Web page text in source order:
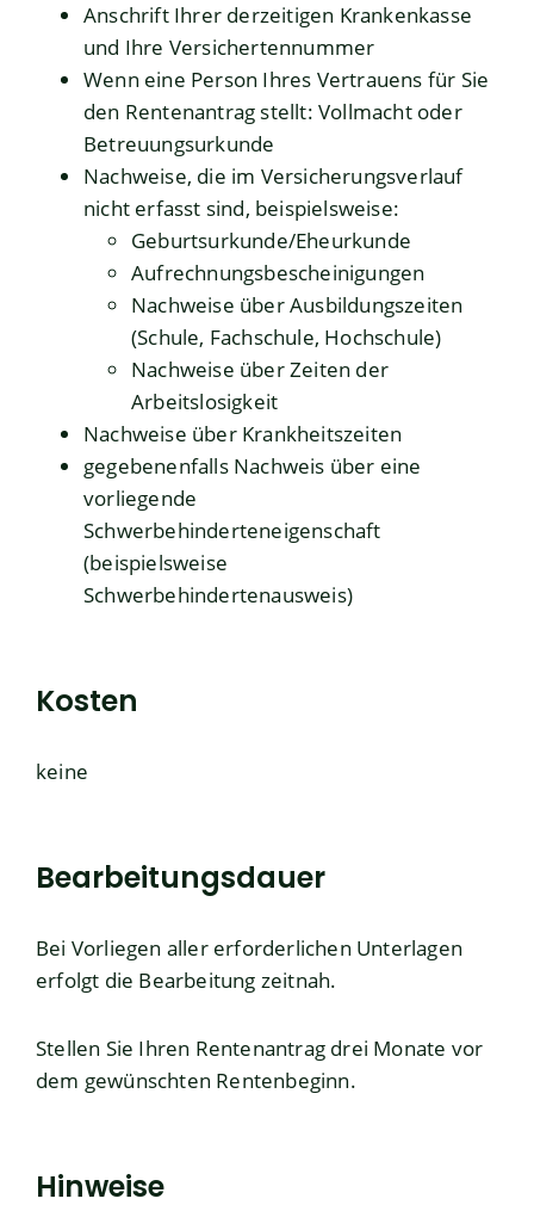
Anschrift Ihrer derzeitigen Krankenkasse
und Ihre Versichertennummer
Wenn eine Person Ihres Vertrauens für Sie
den Rentenantrag stellt: Vollmacht oder
Betreuungsurkunde
Nachweise, die im Versicherungsverlauf
nicht erfasst sind, beispielsweise:
Geburtsurkunde/Eheurkunde
Aufrechnungsbescheinigungen
Nachweise über Ausbildungszeiten
(Schule, Fachschule, Hochschule)
Nachweise über Zeiten der
Arbeitslosigkeit
Nachweise über Krankheitszeiten
gegebenenfalls Nachweis über eine
vorliegende
Schwerbehinderteneigenschaft
(beispielsweise
Schwerbehindertenausweis)
Kosten
keine
Bearbeitungsdauer
Bei Vorliegen aller erforderlichen Unterlagen
erfolgt die Bearbeitung zeitnah.
Stellen Sie Ihren Rentenantrag drei Monate vor
dem gewünschten Rentenbeginn.
Hinweise